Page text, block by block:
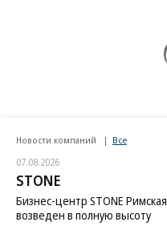
Новости компаний Все
07.08.2026
STONE
Бизнес-центр STONE Римская
возведен в полную высоту